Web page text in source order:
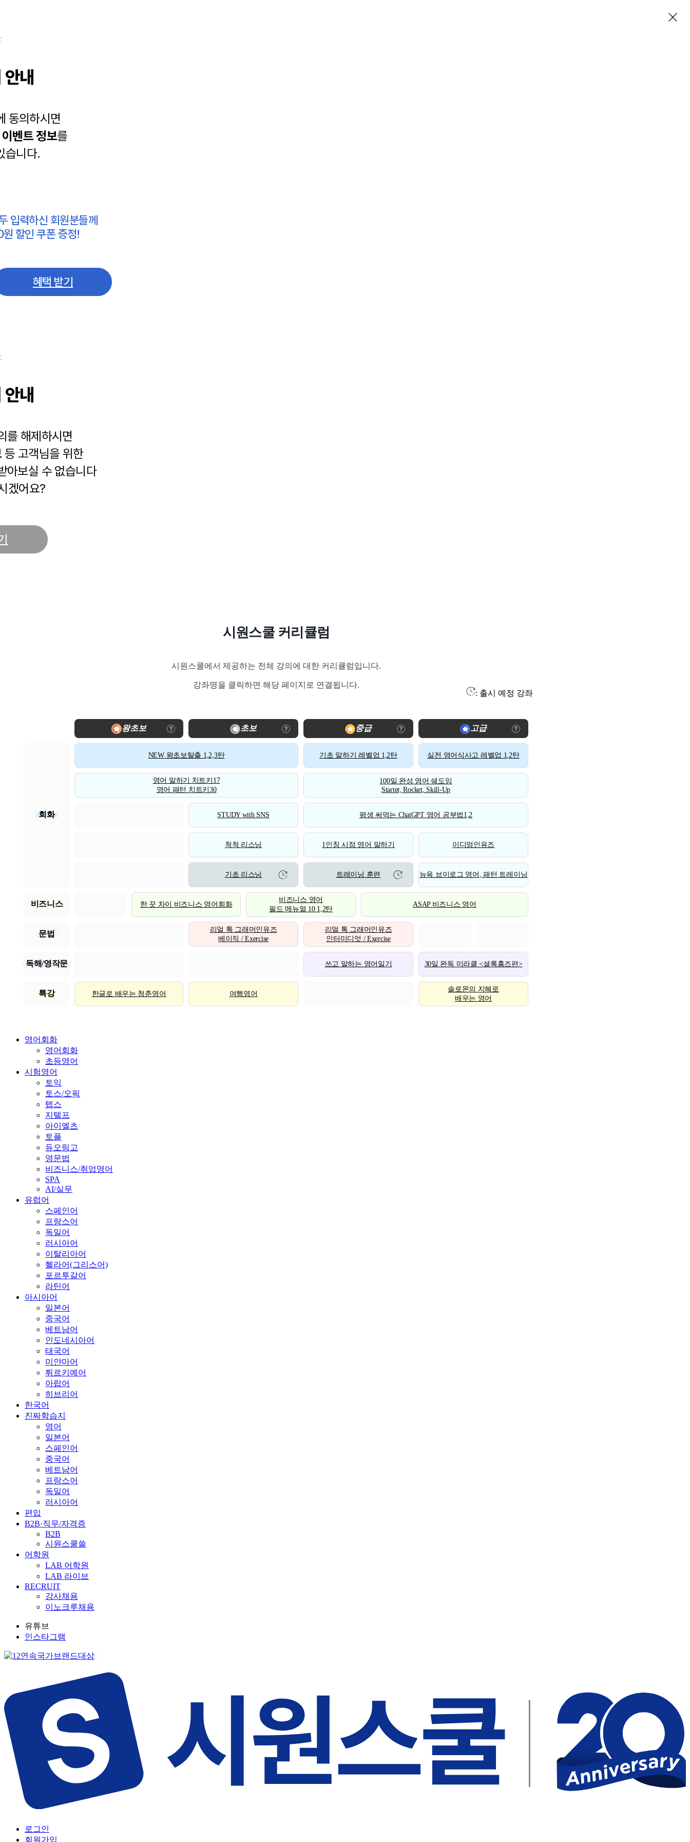
내
동의하시면
이벤트 정보를
습니다.
입력하신 회원분들께
할인 쿠폰 증정!
혜택 받기
내
를 해제하시면
등 고객님을 위한
아보실 수 없습니다
겠어요?
시원스쿨 커리큘럼
시원스쿨에서 제공하는 전체 강의에 대한 커리큘럼입니다.
강좌명을 클릭하면 해당 페이지로 연결됩니다.
: 출시 예정 강좌
왕초보 초보 중급 고급
회화
NEW 왕초보탈출 1,2,3탄 기초 말하기 레벨업 1,2탄 실전 영어식사고 레벨업 1,2탄
영어 말하기 치트키17
영어 패턴 치트키30
100일 완성 영어 쉐도잉
Starter, Rocket, Skill-Up
STUDY with SNS 평생 써먹는 ChatGPT 영어 공부법1,2
척척 리스닝 1인칭 시점 영어 말하기 이디엄인유즈
기초 리스닝 트레이닝 훈련 뉴욕 브이로그 영어, 패턴 트레이닝
비즈니스 한 끗 차이 비즈니스 영어회화
비즈니스 영어
필드 메뉴얼 10 1,2탄
ASAP 비즈니스 영어
문법
리얼 톡 그래머인유즈
베이직 / Exercise
리얼 톡 그래머인유즈
인터미디엇 / Exercise
독해/영작문 쓰고 말하는 영어일기 30일 완독 미라클 <셜록홈즈편>
특강 한글로 배우는 청춘영어 여행영어
솔로몬의 지혜로
배우는 영어
영어회화
영어회화
초등영어
시험영어
토익
토스/오픽
텝스
지텔프
아이엘츠
토플
듀오링고
영문법
비즈니스/취업영어
SPA
AI/실무
유럽어
스페인어
프랑스어
독일어
러시아어
이탈리아어
헬라어(그리스어)
포르투갈어
라틴어
아시아어
일본어
중국어
베트남어
인도네시아어
태국어
미얀마어
튀르키예어
아랍어
히브리어
한국어
진짜학습지
영어
일본어
스페인어
중국어
베트남어
프랑스어
독일어
러시아어
편입
B2B·직무/자격증
B2B
시원스쿨쓸
어학원
LAB 어학원
LAB 라이브
RECRUIT
강사채용
이노크루채용
유튜브
인스타그램
로그인
회원가입